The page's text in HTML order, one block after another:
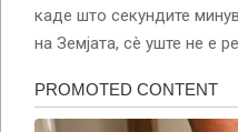
каде што секундите
на Земјата, сè уште не е